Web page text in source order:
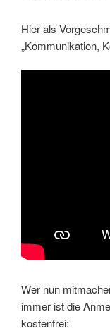
Hier als
„Kommunikation,
Wer nun
immer ist die
kostenfrei: